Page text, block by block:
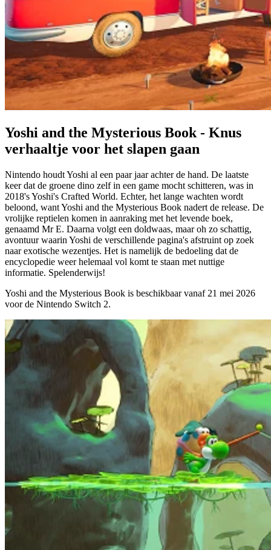
Yoshi and the Mysterious Book - Knus
verhaaltje voor het slapen gaan
Nintendo houdt Yoshi al een paar jaar achter de hand. De laatste
keer dat de groene dino zelf in een game mocht schitteren, was in
2018's Yoshi's Crafted World. Echter, het lange wachten wordt
beloond, want Yoshi and the Mysterious Book nadert de release. De
vrolijke reptielen komen in aanraking met het levende boek,
genaamd Mr E. Daarna volgt een doldwaas, maar oh zo schattig,
avontuur waarin Yoshi de verschillende pagina's afstruint op zoek
naar exotische wezentjes. Het is namelijk de bedoeling dat de
encyclopedie weer helemaal vol komt te staan met nuttige
informatie. Spelenderwijs!
Yoshi and the Mysterious Book is beschikbaar vanaf 21 mei 2026
voor de Nintendo Switch 2.